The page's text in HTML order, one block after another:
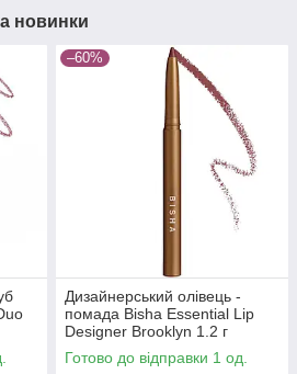
новинки
–60%
Дизайнерський олівець -
помада Bisha Essential Lip
Designer Brooklyn 1.2 г
Готово до відправки 1 од.